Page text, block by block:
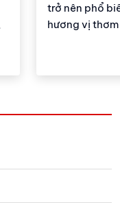
trở nên phổ
hương vị